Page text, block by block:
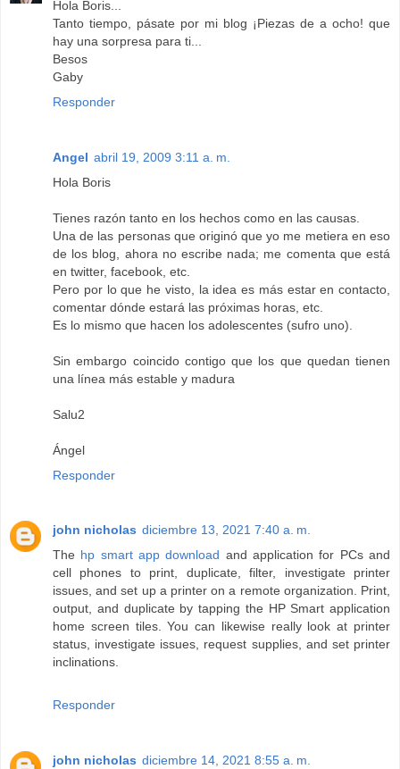
Hola Boris...
Tanto tiempo, pásate por mi blog ¡Piezas de a ocho! que
hay una sorpresa para ti...
Besos
Gaby
Responder
Angel abril 19, 2009 3:11 a. m.
Hola Boris
Tienes razón tanto en los hechos como en las causas.
Una de las personas que originó que yo me metiera en eso
de los blog, ahora no escribe nada; me comenta que está
en twitter, facebook, etc.
Pero por lo que he visto, la idea es más estar en contacto,
comentar dónde estará las próximas horas, etc.
Es lo mismo que hacen los adolescentes (sufro uno).
Sin embargo coincido contigo que los que quedan tienen
una línea más estable y madura
Salu2
Ángel
Responder
john nicholas diciembre 13, 2021 7:40 a. m.
The hp smart app download and application for PCs and
cell phones to print, duplicate, filter, investigate printer
issues, and set up a printer on a remote organization. Print,
output, and duplicate by tapping the HP Smart application
home screen tiles. You can likewise really look at printer
status, investigate issues, request supplies, and set printer
inclinations.
Responder
john nicholas diciembre 14, 2021 8:55 a. m.